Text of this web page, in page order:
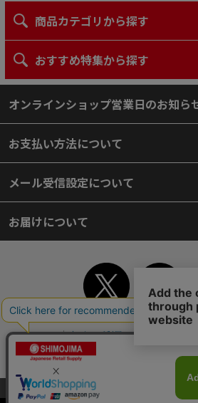
当サイトはクッキー（Cookie）を使用していま
商品カテゴリから探す
おすすめ特集から探す
オンラインショップ営業日のお知ら
お支払い方法について
メール受信設定について
お届けについて
TOP 初めてご利用のお客様へ
個人情報保護方針
よくあるご質問
お問い合わせ
サイトマップ
WEBカタログ